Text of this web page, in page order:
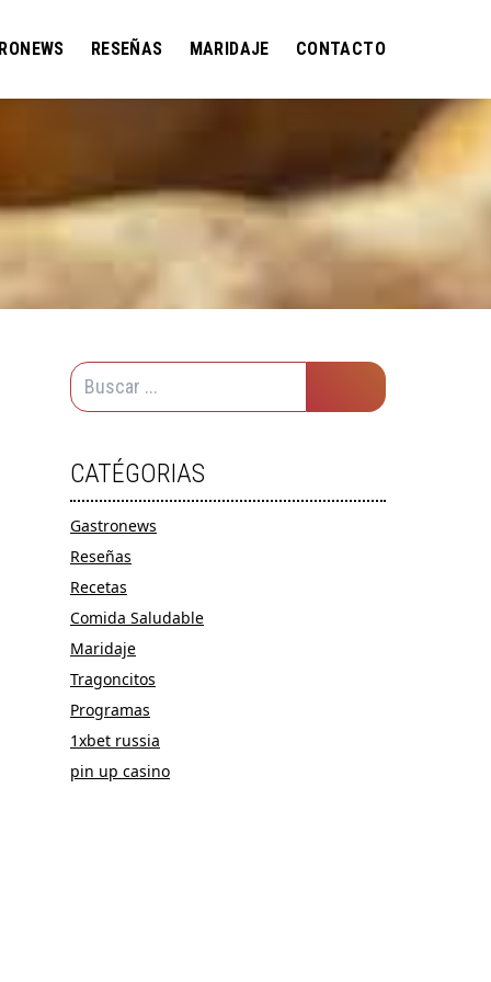
RESEÑAS MARIDAJE CONTACTO
CATÉGORIAS
Gastronews
Reseñas
Recetas
Comida Saludable
Maridaje
Tragoncitos
Programas
1xbet russia
pin up casino